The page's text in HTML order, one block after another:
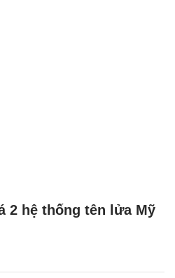
2 hệ thống tên lửa Mỹ